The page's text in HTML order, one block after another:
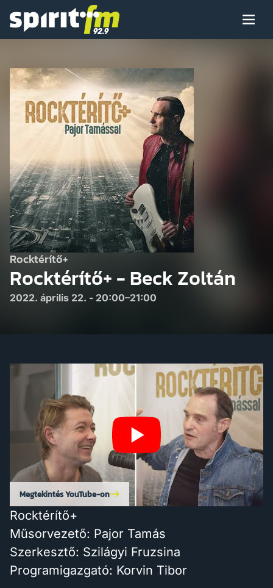
Spirit
Menü
Műsoraink
Arcaink
Műsor
Hírek
Rocktérítő+
Rocktérítő+ - Beck Zoltán
2022. április 22. - 20:00–21:00
Megtekintés YouTube-on
Rocktérítő+
Műsorvezető: Pajor Tamás
Szerkesztő: Szilágyi Fruzsina
Programigazgató: Korvin Tibor